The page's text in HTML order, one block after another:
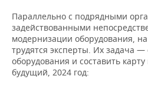
Параллельно с подрядными
задействованными
модернизации оборудования,
трудятся эксперты. Их задача —
оборудования и составить
будущий, 2024 год: